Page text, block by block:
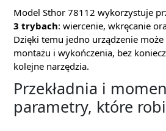
Model Sthor 78112 wykorzystuje
3 trybach: wiercenie, wkręcanie
Dzięki temu jedno urządzenie może
montażu i wykończenia, bez
kolejne narzędzia.
Przekładnia i
parametry, które